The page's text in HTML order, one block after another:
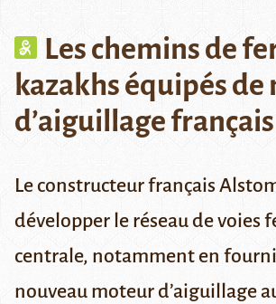
Les chemins de
kazakhs équipés de
d’aiguillage français
Le constructeur français
développer le réseau de voies
centrale, notamment en
nouveau moteur d’aiguillage